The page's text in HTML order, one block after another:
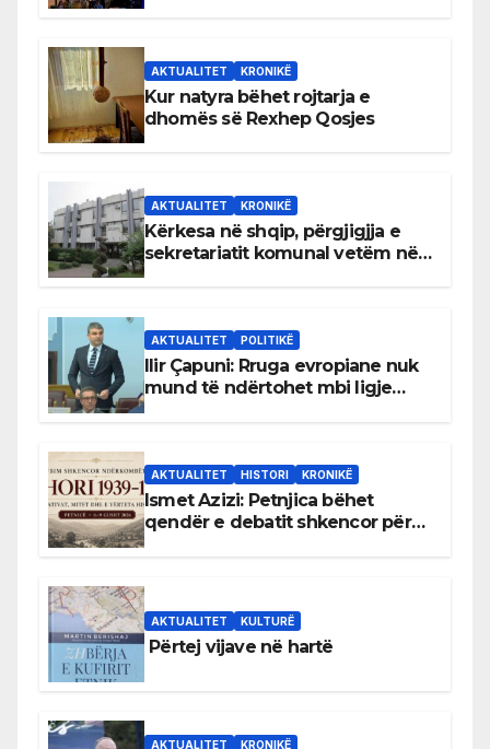
AKTUALITET KRONIKË
Kur natyra bëhet rojtarja e
dhomës së Rexhep Qosjes
AKTUALITET KRONIKË
Kërkesa në shqip, përgjigjja e
sekretariatit komunal vetëm në
AKTUALITET POLITIKË
Ilir Çapuni: Rruga evropiane nuk
mund të ndërtohet mbi ligje
AKTUALITET HISTORI KRONIKË
Ismet Azizi: Petnjica bëhet
qendër e debatit shkencor për
AKTUALITET KULTURË
Përtej vijave në hartë
AKTUALITET KRONIKË